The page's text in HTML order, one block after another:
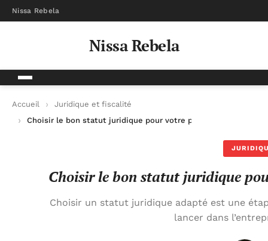
Nissa Rebela
Nissa Rebela
Accueil
Juridique et fiscalité
Choisir le bon statut juridique pour votre projet
Choisir le bon statut juridique
Choisir un statut juridique adapté est une
lancer dans